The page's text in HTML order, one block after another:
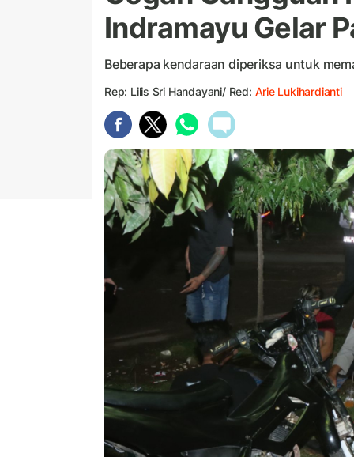
Indramayu Gelar
Beberapa kendaraan diperiksa untuk
Rep: Lilis Sri Handayani/ Red: Arie Lukihardianti